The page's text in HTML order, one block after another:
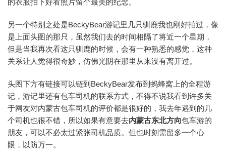
的衣服拍下好看照片留个最美的纪念。
另一个特别之处是BeckyBear游记里几只驯鹿我也刚好拍过，像
是上面头图的那只，虽然我们去的时间相隔了将近一个星期，
但是当我再次看这只驯鹿的时候，会有一种熟悉的感觉，这种
关系让人觉得很奇妙，仿佛光阴在那里从来没有离开过。
头图下方有链接可以链到BeckyBear发布到蚂蜂窝上的全程游
记，游记里还有包车司机的联系方式，不得不说我看到许多关
于网友对内蒙古包车司机的评价都是很好的，我去年遇到的几
个司机也很不错，所以如果有意要去内蒙古东北方向包车游的
朋友，可以不必太过紧张司机品质。但也时刻需留多一个心
眼，以防万一。